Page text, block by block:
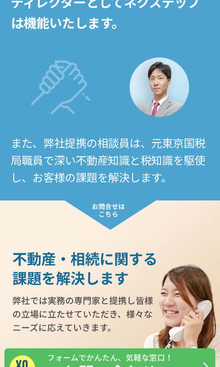
は機能いたします。
また、弊社提携の相談員は、元東京国税
局職員で深い不動産知識と税知識を駆使
し、お客様の課題を解決します。